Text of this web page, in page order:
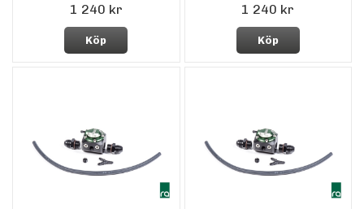
1 240 kr
Köp
1 240 kr
Köp